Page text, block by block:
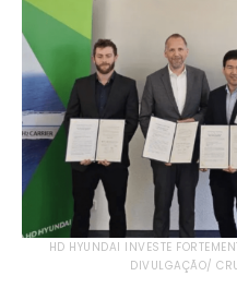
HD HYUNDAI INVESTE
DIVULGAÇÃO/